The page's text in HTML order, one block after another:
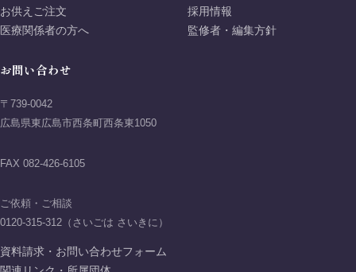
お供えご注文
医療関係者の方へ
採用情報
監修者・編集方針
お問い合わせ
〒739-0042
広島県東広島市西条町西条東1050
FAX 082-426-6105
ご依頼・ご相談
0120-315-312（さいごは さいきに）
資料請求・お問い合わせフォーム